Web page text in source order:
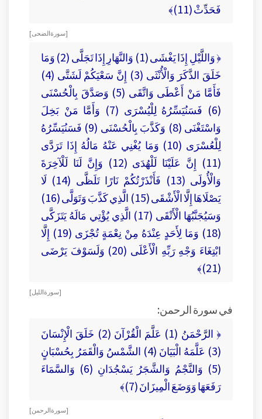
فَحَدِّثْ (11)﴾
[ سورة الضحى ]
﴿ وَاللَّيْلِ إِذَا يَغْشَى (1) وَالنَّهَارِ إِذَا تَجَلَّى (2) وَمَا
خَلَقَ الذَّكَرَ وَالْأُنْثَى (3) إِنَّ سَعْيَكُمْ لَشَتَّى (4)
فَأَمَّا مَنْ أَعْطَى وَاتَّقَى (5) وَصَدَّقَ بِالْحُسْنَى
(6) فَسَنُيَسِّرُهُ لِلْيُسْرَى (7) وَأَمَّا مَنْ بَخِلَ
وَاسْتَغْنَى (8) وَكَذَّبَ بِالْحُسْنَى (9) فَسَنُيَسِّرُهُ
لِلْعُسْرَى (10) وَمَا يُغْنِي عَنْهُ مَالُهُ إِذَا تَرَدَّى
(11) إِنَّ عَلَيْنَا لَلْهُدَى (12) وَإِنَّ لَنَا لَلْآخِرَةَ
وَالْأُولَى (13) فَأَنْذَرْتُكُمْ نَارًا تَلَظَّى (14) لَا
يَصْلَاهَا إِلَّا الْأَشْقَى (15) الَّذِي كَذَّبَ وَتَوَلَّى (16)
وَسَيُجَنَّبُهَا الْأَتْقَى (17) الَّذِي يُؤْتِي مَالَهُ يَتَزَكَّى
(18) وَمَا لِأَحَدٍ عِنْدَهُ مِنْ نِعْمَةٍ تُجْزَى (19) إِلَّا
ابْتِغَاءَ وَجْهِ رَبِّهِ الْأَعْلَى (20) وَلَسَوْفَ يَرْضَى
(21)﴾
[ سورة الليل ]
في سورة الرحمن:
﴿ الرَّحْمَنُ (1) عَلَّمَ الْقُرْآنَ (2) خَلَقَ الْإِنْسَانَ
(3) عَلَّمَهُ الْبَيَانَ (4) الشَّمْسُ وَالْقَمَرُ بِحُسْبَانٍ
(5) وَالنَّجْمُ وَالشَّجَرُ يَسْجُدَانِ (6) وَالسَّمَاءَ
رَفَعَهَا وَوَضَعَ الْمِيزَانَ (7)﴾
[ سورة الرحمن ]